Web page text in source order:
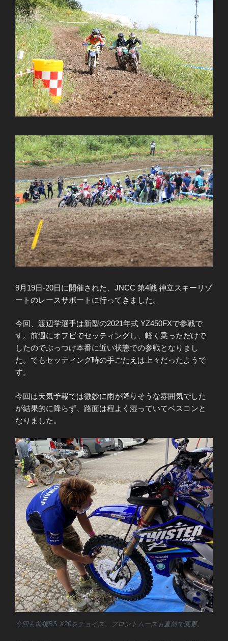
9月19日-20日に開催された、JNCC 第4戦 神立スキーリゾ
ートのレースサポートに行ってきました。
今回、渡辺学選手は新型の2021年式 YZ450FXで参戦で
す。前週にオフビでセッティングし、軽く乗っただけで
したのでぶっつけ本番に近い状態での参戦となりまし
た。でもセッティング時の手ごたえは上々だったようで
す。
今回は天気予報では微妙に雨が降りそうな雰囲気でした
が結果的に降らず、路面は程よく湿っていてベスコンと
なりました。
今回も前後BS X20をチョイス。フロントムースも直前で変更。